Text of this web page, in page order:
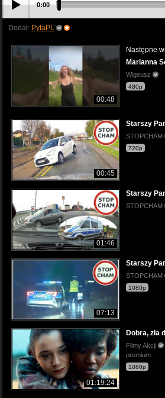
0:00
Dodał: PytaPL
00:48
Następne
Marianna
Wigeusz
480p
00:45
Starszy
STOPCHAM
720p
01:46
Starszy
STOPCHAM
07:13
Starszy
STOPCHAM
1080p
01:19:24
Dobra, zła
Filmy Akcji
premium
1080p